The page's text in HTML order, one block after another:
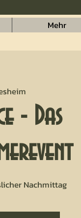
Mehr
- Das
Nachmittag